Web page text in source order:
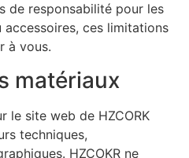
de responsabilité pour les
ces limitations
à vous.
matériaux
le site web de HZCORK
techniques,
HZCOKR ne